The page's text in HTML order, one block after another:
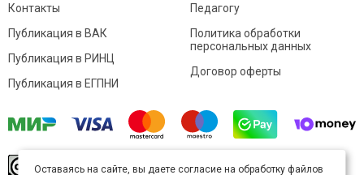
Контакты
Педагогу
Публикация в ВАК
Публикация в РИНЦ
Публикация в ЕГПНИ
Политика обработки
персональных данных
Договор оферты
Оставаясь на сайте, вы даете согласие на обработку файлов